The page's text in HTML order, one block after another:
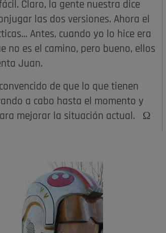
Claro, la gente nuestra dice
las dos versiones. Ahora el
Antes, cuando yo lo hice era
no es el camino, pero bueno, ellos
Juan.
de que lo que tienen
a cabo hasta el momento y
mejorar la situación actual. Ω